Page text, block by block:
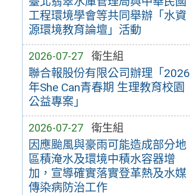
工程環境學會等共同舉辦「水資
源環境教育論壇」活動
2026-07-27 衛生組
聯合報股份有限公司辦理「2026
年She Can青春期 生理教育校園
公益專案」
2026-07-27 衛生組
因應颱風與豪雨可能造成部分地
區積淹水及環境中積水容器增
加，宣導確實落實登革熱及水媒
傳染病防治工作